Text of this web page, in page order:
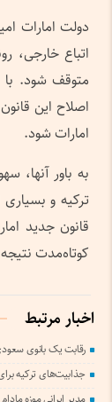
دولت امارات
اتباع خارجی،
متوقف شود. با
اصلاح این
امارات شود.
به باور آنها،
ترکیه و
قانون جدید
کوتاه‌مدت
اخبار مرتبط
رقابت یک بانوی
جذابیت‌های ترکیه